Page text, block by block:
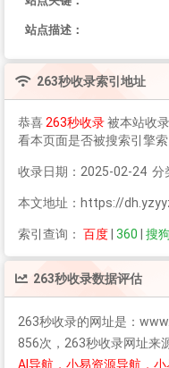
站点描述：
263秒收录索引地址
恭喜263秒收录被本站收
看本页面是否被搜索引擎索
收录日期：2025-02-24 分
本文地址：https://
索引查询： 百度 360 搜狗
263秒收录数据评估
263秒收录的网址是：
856次， 263秒收录网址来
AI导航，小易资源导航，